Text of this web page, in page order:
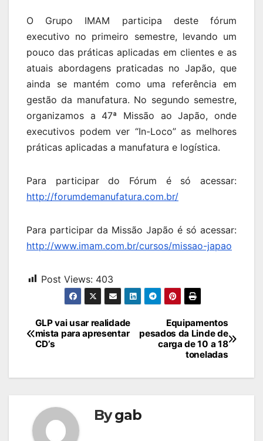
O Grupo IMAM participa deste fórum
executivo no primeiro semestre, levando um
pouco das práticas aplicadas em clientes e as
atuais abordagens praticadas no Japão, que
ainda se mantém como uma referência em
gestão da manufatura. No segundo semestre,
organizamos a 47ª Missão ao Japão, onde
executivos podem ver “In-Loco” as melhores
práticas aplicadas a manufatura e logística.
Para participar do Fórum é só acessar:
http://forumdemanufatura.com.br/
Para participar da Missão Japão é só acessar:
http://www.imam.com.br/cursos/missao-japao
Post Views: 403
Navegação
de
Equipamentos
pesados da Linde de
carga de 10 a 18
toneladas
GLP vai usar realidade
mista para apresentar
CD’s
Bygab